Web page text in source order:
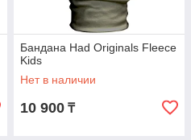
Бандана Had Originals Fleece
Kids
Нет в наличии
10 900 ₸